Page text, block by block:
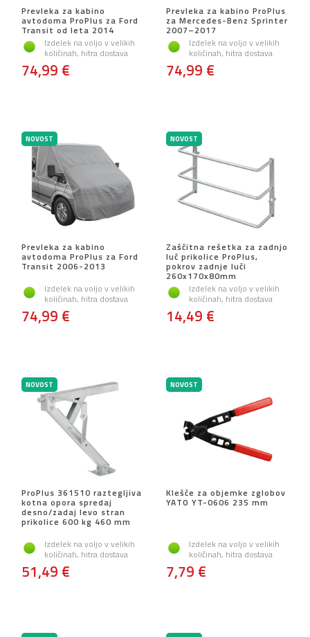
Prevleka za kabino
avtodoma ProPlus za Ford
Transit od leta 2014
Izdelek na voljo v velikih
količinah, hitra dostava
74,99 €
Prevleka za kabino ProPlus
za Mercedes-Benz Sprinter
2007–2017
Izdelek na voljo v velikih
količinah, hitra dostava
74,99 €
NOVOST
Prevleka za kabino
avtodoma ProPlus za Ford
Transit 2006-2013
Izdelek na voljo v velikih
količinah, hitra dostava
74,99 €
NOVOST
Zaščitna rešetka za zadnjo
luč prikolice ProPlus,
pokrov zadnje luči
260x170x80mm
Izdelek na voljo v velikih
količinah, hitra dostava
14,49 €
NOVOST
ProPlus 361510 raztegljiva
kotna opora spredaj
desno/zadaj levo stran
prikolice 600 kg 460 mm
Izdelek na voljo v velikih
količinah, hitra dostava
51,49 €
NOVOST
Klešče za objemke zglobov
YATO YT-0606 235 mm
Izdelek na voljo v velikih
količinah, hitra dostava
7,79 €